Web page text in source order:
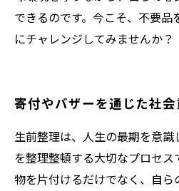
できるのです。今こそ、不要品
にチャレンジしてみませんか？
寄付やバザーを通じた社
生前整理は、人生の最期を意
を整理整頓する大切なプロセス
物を片付けるだけでなく、自